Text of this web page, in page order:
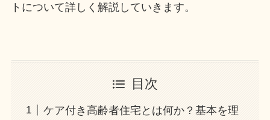
トについて詳しく解説していきます。
目次
ケア付き高齢者住宅とは何か？基本を理